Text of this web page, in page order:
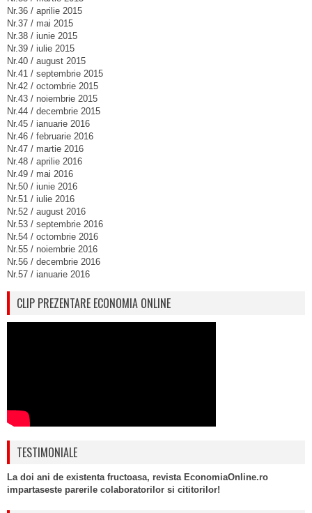
Nr.36 / aprilie 2015
Nr.37 / mai 2015
Nr.38 / iunie 2015
Nr.39 / iulie 2015
Nr.40 / august 2015
Nr.41 / septembrie 2015
Nr.42 / octombrie 2015
Nr.43 / noiembrie 2015
Nr.44 / decembrie 2015
Nr.45 / ianuarie 2016
Nr.46 / februarie 2016
Nr.47 / martie 2016
Nr.48 / aprilie 2016
Nr.49 / mai 2016
Nr.50 / iunie 2016
Nr.51 / iulie 2016
Nr.52 / august 2016
Nr.53 / septembrie 2016
Nr.54 / octombrie 2016
Nr.55 / noiembrie 2016
Nr.56 / decembrie 2016
Nr.57 / ianuarie 2016
CLIP PREZENTARE ECONOMIA ONLINE
TESTIMONIALE
La doi ani de existenta fructoasa, revista EconomiaOnline.ro
impartaseste parerile colaboratorilor si cititorilor!